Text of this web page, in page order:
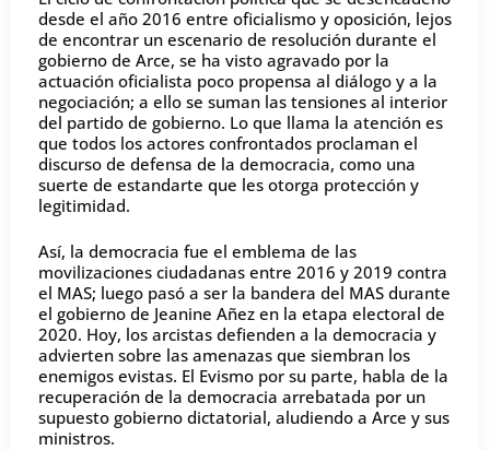
desde el año 2016 entre oficialismo y oposición, lejos
de encontrar un escenario de resolución durante el
gobierno de Arce, se ha visto agravado por la
actuación oficialista poco propensa al diálogo y a la
negociación; a ello se suman las tensiones al interior
del partido de gobierno. Lo que llama la atención es
que todos los actores confrontados proclaman el
discurso de defensa de la democracia, como una
suerte de estandarte que les otorga protección y
legitimidad.
Así, la democracia fue el emblema de las
movilizaciones ciudadanas entre 2016 y 2019 contra
el MAS; luego pasó a ser la bandera del MAS durante
el gobierno de Jeanine Añez en la etapa electoral de
2020. Hoy, los arcistas defienden a la democracia y
advierten sobre las amenazas que siembran los
enemigos evistas. El Evismo por su parte, habla de la
recuperación de la democracia arrebatada por un
supuesto gobierno dictatorial, aludiendo a Arce y sus
ministros.